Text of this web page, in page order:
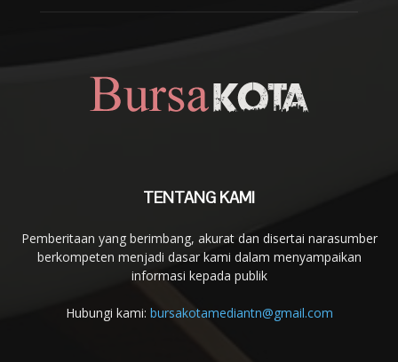
TENTANG KAMI
Pemberitaan yang berimbang, akurat dan disertai narasumber
berkompeten menjadi dasar kami dalam menyampaikan
informasi kepada publik
Hubungi kami: bursakotamediantn@gmail.com